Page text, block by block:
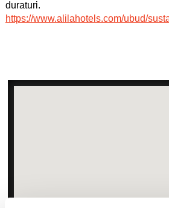
duraturi.
https://www.alilahotels.com/ubud/